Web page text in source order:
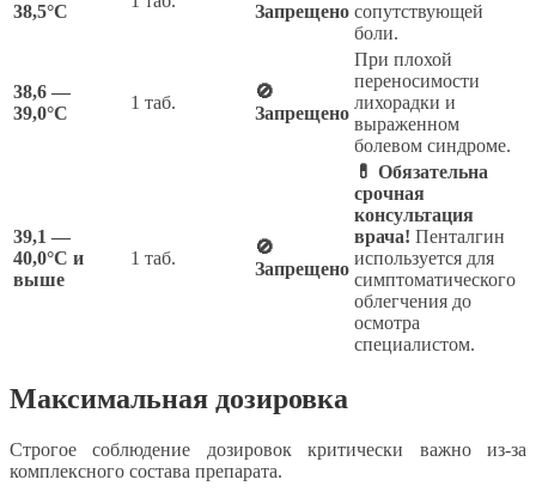
38,5°C
Запрещено сопутствующей
боли.
38,6 —
39,0°C
1 таб.
🚫
Запрещено
При плохой
переносимости
лихорадки и
выраженном
болевом синдроме.
39,1 —
40,0°C и
выше
1 таб.
🚫
Запрещено
💊 Обязательна
срочная
консультация
врача! Пенталгин
используется для
симптоматического
облегчения до
осмотра
специалистом.
Максимальная дозировка
Строгое соблюдение дозировок критически важно из-за
комплексного состава препарата.